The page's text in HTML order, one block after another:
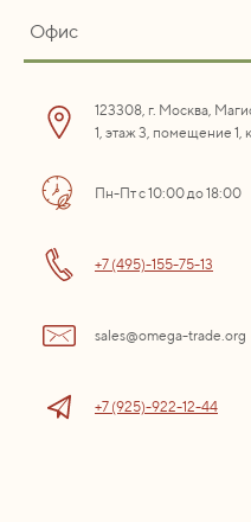
Офис
123308, г. Москва,
1, этаж 3, помещение 1,
Пн-Пт с 10:00 до 18:00
+7 (495)-155-75-13
sales@omega-trade.org
+7 (925)-922-12-44